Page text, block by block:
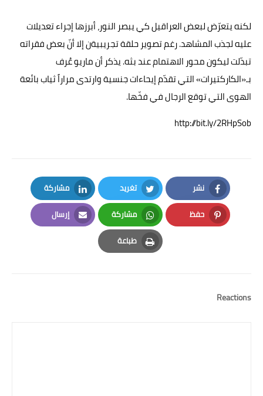
لكنه يتعرّض لبعض العراقيل كي يبصر النور، أبرزها إجراء تعديلات
عليه لجذب المشاهد. رغم تصوير حلقة تجريبيةن إلا أنّ بعض فقراته
تبدّلت ليكون محور الاهتمام عند بثه. يذكر أن ماريو عُرف
بـ«الكاركتيرات» التي تقدّم إيحاءات جنسية وارتدى مراراً ثياب بائعة
الهوى التي توقع الرجال في فخّها.
http://bit.ly/2RHpSob
نشر
Facebook
تغريد
Twitter
مشاركة
LinkedIn
حفظ
Pinterest
مشاركة
Whatsapp
إرسال
Email
طباعة
Print
Reactions